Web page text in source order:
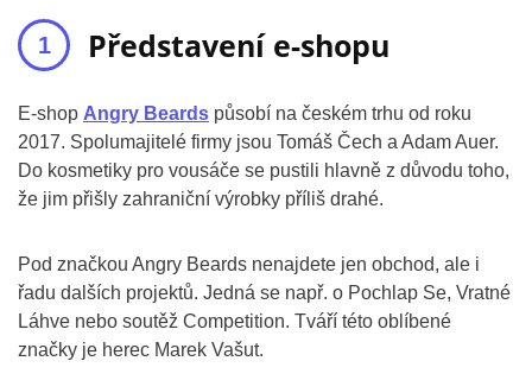
Představení e-shopu
E-shop Angry Beards působí na českém trhu od roku
2017. Spolumajitelé firmy jsou Tomáš Čech a Adam Auer.
Do kosmetiky pro vousáče se pustili hlavně z důvodu toho,
že jim přišly zahraniční výrobky příliš drahé.
Pod značkou Angry Beards nenajdete jen obchod, ale i
řadu dalších projektů. Jedná se např. o Pochlap Se, Vratné
Láhve nebo soutěž Competition. Tváří této oblíbené
značky je herec Marek Vašut.